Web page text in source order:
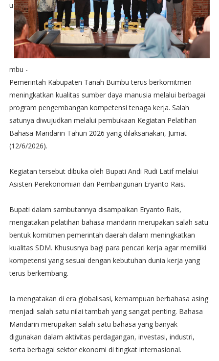
u
mbu -
Pemerintah Kabupaten Tanah Bumbu terus berkomitmen
meningkatkan kualitas sumber daya manusia melalui berbagai
program pengembangan kompetensi tenaga kerja. Salah
satunya diwujudkan melalui pembukaan Kegiatan Pelatihan
Bahasa Mandarin Tahun 2026 yang dilaksanakan, Jumat
(12/6/2026).
Kegiatan tersebut dibuka oleh Bupati Andi Rudi Latif melalui
Asisten Perekonomian dan Pembangunan Eryanto Rais.
Bupati dalam sambutannya disampaikan Eryanto Rais,
mengatakan pelatihan bahasa mandarin merupakan salah satu
bentuk komitmen pemerintah daerah dalam meningkatkan
kualitas SDM. Khususnya bagi para pencari kerja agar memiliki
kompetensi yang sesuai dengan kebutuhan dunia kerja yang
terus berkembang.
Ia mengatakan di era globalisasi, kemampuan berbahasa asing
menjadi salah satu nilai tambah yang sangat penting. Bahasa
Mandarin merupakan salah satu bahasa yang banyak
digunakan dalam aktivitas perdagangan, investasi, industri,
serta berbagai sektor ekonomi di tingkat internasional.